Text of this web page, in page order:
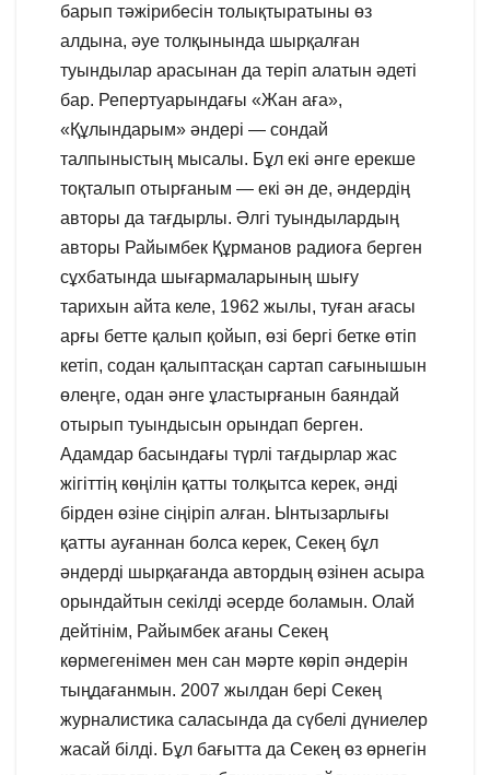
барып тәжірибесін толықтыратыны өз
алдына, әуе толқынында шырқалған
туындылар арасынан да теріп алатын әдеті
бар. Репертуарындағы «Жан аға»,
«Құлындарым» әндері — сондай
талпыныстың мысалы. Бұл екі әнге ерекше
тоқталып отырғаным — екі ән де, әндердің
авторы да тағдырлы. Әлгі туындылардың
авторы Райымбек Құрманов радиоға берген
сұхбатында шығармаларының шығу
тарихын айта келе, 1962 жылы, туған ағасы
арғы бетте қалып қойып, өзі бергі бетке өтіп
кетіп, содан қалыптасқан сартап сағынышын
өлеңге, одан әнге ұластырғанын баяндай
отырып туындысын орындап берген.
Адамдар басындағы түрлі тағдырлар жас
жігіттің көңілін қатты толқытса керек, әнді
бірден өзіне сіңіріп алған. Ынтызарлығы
қатты ауғаннан болса керек, Секең бұл
әндерді шырқағанда автордың өзінен асыра
орындайтын секілді әсерде боламын. Олай
дейтінім, Райымбек ағаны Секең
көрмегенімен мен сан мәрте көріп әндерін
тыңдағанмын. 2007 жылдан бері Секең
журналистика саласында да сүбелі дүниелер
жасай білді. Бұл бағытта да Секең өз өрнегін